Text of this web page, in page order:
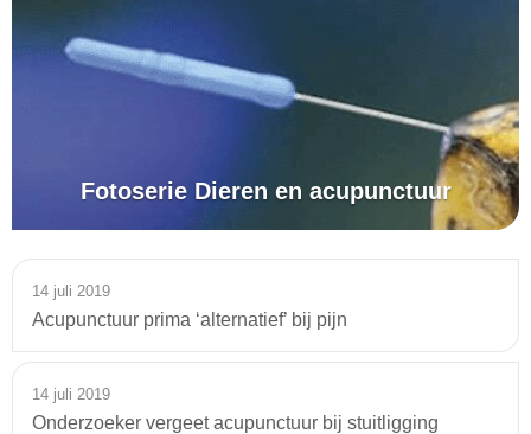
Fotoserie Dieren en acupunctuur
14 juli 2019
Acupunctuur prima ‘alternatief’ bij pijn
14 juli 2019
Onderzoeker vergeet acupunctuur bij stuitligging